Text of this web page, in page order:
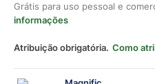
Grátis para uso pessoal e
informações
Atribuição obrigatória. Como